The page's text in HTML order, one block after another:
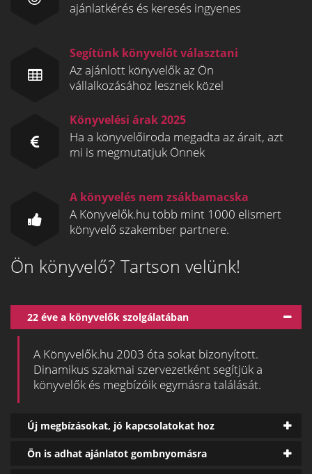
ajánlatkérés és keresés ingyenes
Segítünk könyvelőt választani
Az ajánlott könyvelők az Ön
vállalkozásához lesznek közel
Könyvelési árak 2025
Ha a könyvelőiroda megadta az árait, azt
mi is megmutatjuk Önnek
A könyvelés nem zsákbamacska
A Könyvelők.hu több mint 1000 elismert
könyvelő szakember partnere.
Ön könyvelő? Tartson velünk!
22 éve a könyvelők szolgálatában
A Könyvelők.hu 2003 óta sokat bizonyított.
Dinamikus szakmai szervezetként segítjük a
könyvelők és megbízóik egymásra találását.
Új megbízásokat, jó kapcsolatokat hoz
Ön is adhat ajánlatot gombnyomásra